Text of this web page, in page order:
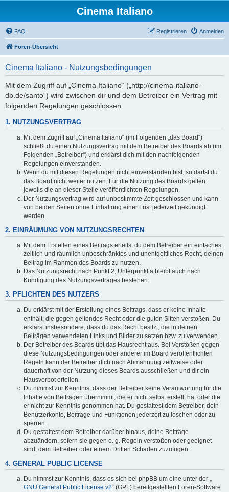
Cinema Italiano
FAQ Anmelden
Registrieren
Foren-Übersicht
Cinema Italiano - Nutzungsbedingungen
Mit dem Zugriff auf „Cinema Italiano“ („http://cinema-italiano-
db.de/santo“) wird zwischen dir und dem Betreiber ein Vertrag mit
folgenden Regelungen geschlossen:
1. NUTZUNGSVERTRAG
Mit dem Zugriff auf „Cinema Italiano“ (im Folgenden „das Board“)
schließt du einen Nutzungsvertrag mit dem Betreiber des Boards ab (im
Folgenden „Betreiber“) und erklärst dich mit den nachfolgenden
Regelungen einverstanden.
Wenn du mit diesen Regelungen nicht einverstanden bist, so darfst du
das Board nicht weiter nutzen. Für die Nutzung des Boards gelten
jeweils die an dieser Stelle veröffentlichten Regelungen.
Der Nutzungsvertrag wird auf unbestimmte Zeit geschlossen und kann
von beiden Seiten ohne Einhaltung einer Frist jederzeit gekündigt
werden.
2. EINRÄUMUNG VON NUTZUNGSRECHTEN
Mit dem Erstellen eines Beitrags erteilst du dem Betreiber ein einfaches,
zeitlich und räumlich unbeschränktes und unentgeltliches Recht, deinen
Beitrag im Rahmen des Boards zu nutzen.
Das Nutzungsrecht nach Punkt 2, Unterpunkt a bleibt auch nach
Kündigung des Nutzungsvertrages bestehen.
3. PFLICHTEN DES NUTZERS
Du erklärst mit der Erstellung eines Beitrags, dass er keine Inhalte
enthält, die gegen geltendes Recht oder die guten Sitten verstoßen. Du
erklärst insbesondere, dass du das Recht besitzt, die in deinen
Beiträgen verwendeten Links und Bilder zu setzen bzw. zu verwenden.
Der Betreiber des Boards übt das Hausrecht aus. Bei Verstößen gegen
diese Nutzungsbedingungen oder anderer im Board veröffentlichten
Regeln kann der Betreiber dich nach Abmahnung zeitweise oder
dauerhaft von der Nutzung dieses Boards ausschließen und dir ein
Hausverbot erteilen.
Du nimmst zur Kenntnis, dass der Betreiber keine Verantwortung für die
Inhalte von Beiträgen übernimmt, die er nicht selbst erstellt hat oder die
er nicht zur Kenntnis genommen hat. Du gestattest dem Betreiber, dein
Benutzerkonto, Beiträge und Funktionen jederzeit zu löschen oder zu
sperren.
Du gestattest dem Betreiber darüber hinaus, deine Beiträge
abzuändern, sofern sie gegen o. g. Regeln verstoßen oder geeignet
sind, dem Betreiber oder einem Dritten Schaden zuzufügen.
4. GENERAL PUBLIC LICENSE
Du nimmst zur Kenntnis, dass es sich bei phpBB um eine unter der „
GNU General Public License v2“ (GPL) bereitgestellten Foren-Software